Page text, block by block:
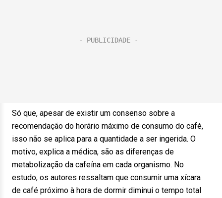
Só que, apesar de existir um consenso sobre a
recomendação do horário máximo de consumo do café,
isso não se aplica para a quantidade a ser ingerida. O
motivo, explica a médica, são as diferenças de
metabolização da cafeína em cada organismo. No
estudo, os autores ressaltam que consumir uma xícara
de café próximo à hora de dormir diminui o tempo total